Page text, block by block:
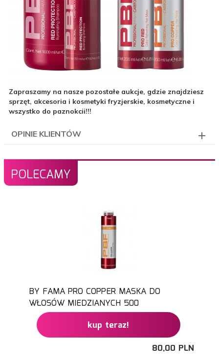
Zapraszamy na nasze pozostałe aukcje, gdzie znajdziesz
sprzęt, akcesoria i kosmetyki fryzjerskie, kosmetyczne i
wszystko do paznokcii!!!
OPINIE KLIENTÓW
POLECAMY
BY FAMA PRO COPPER MASKA DO
WŁOSÓW MIEDZIANYCH 500
kup teraz!
80,00 PLN